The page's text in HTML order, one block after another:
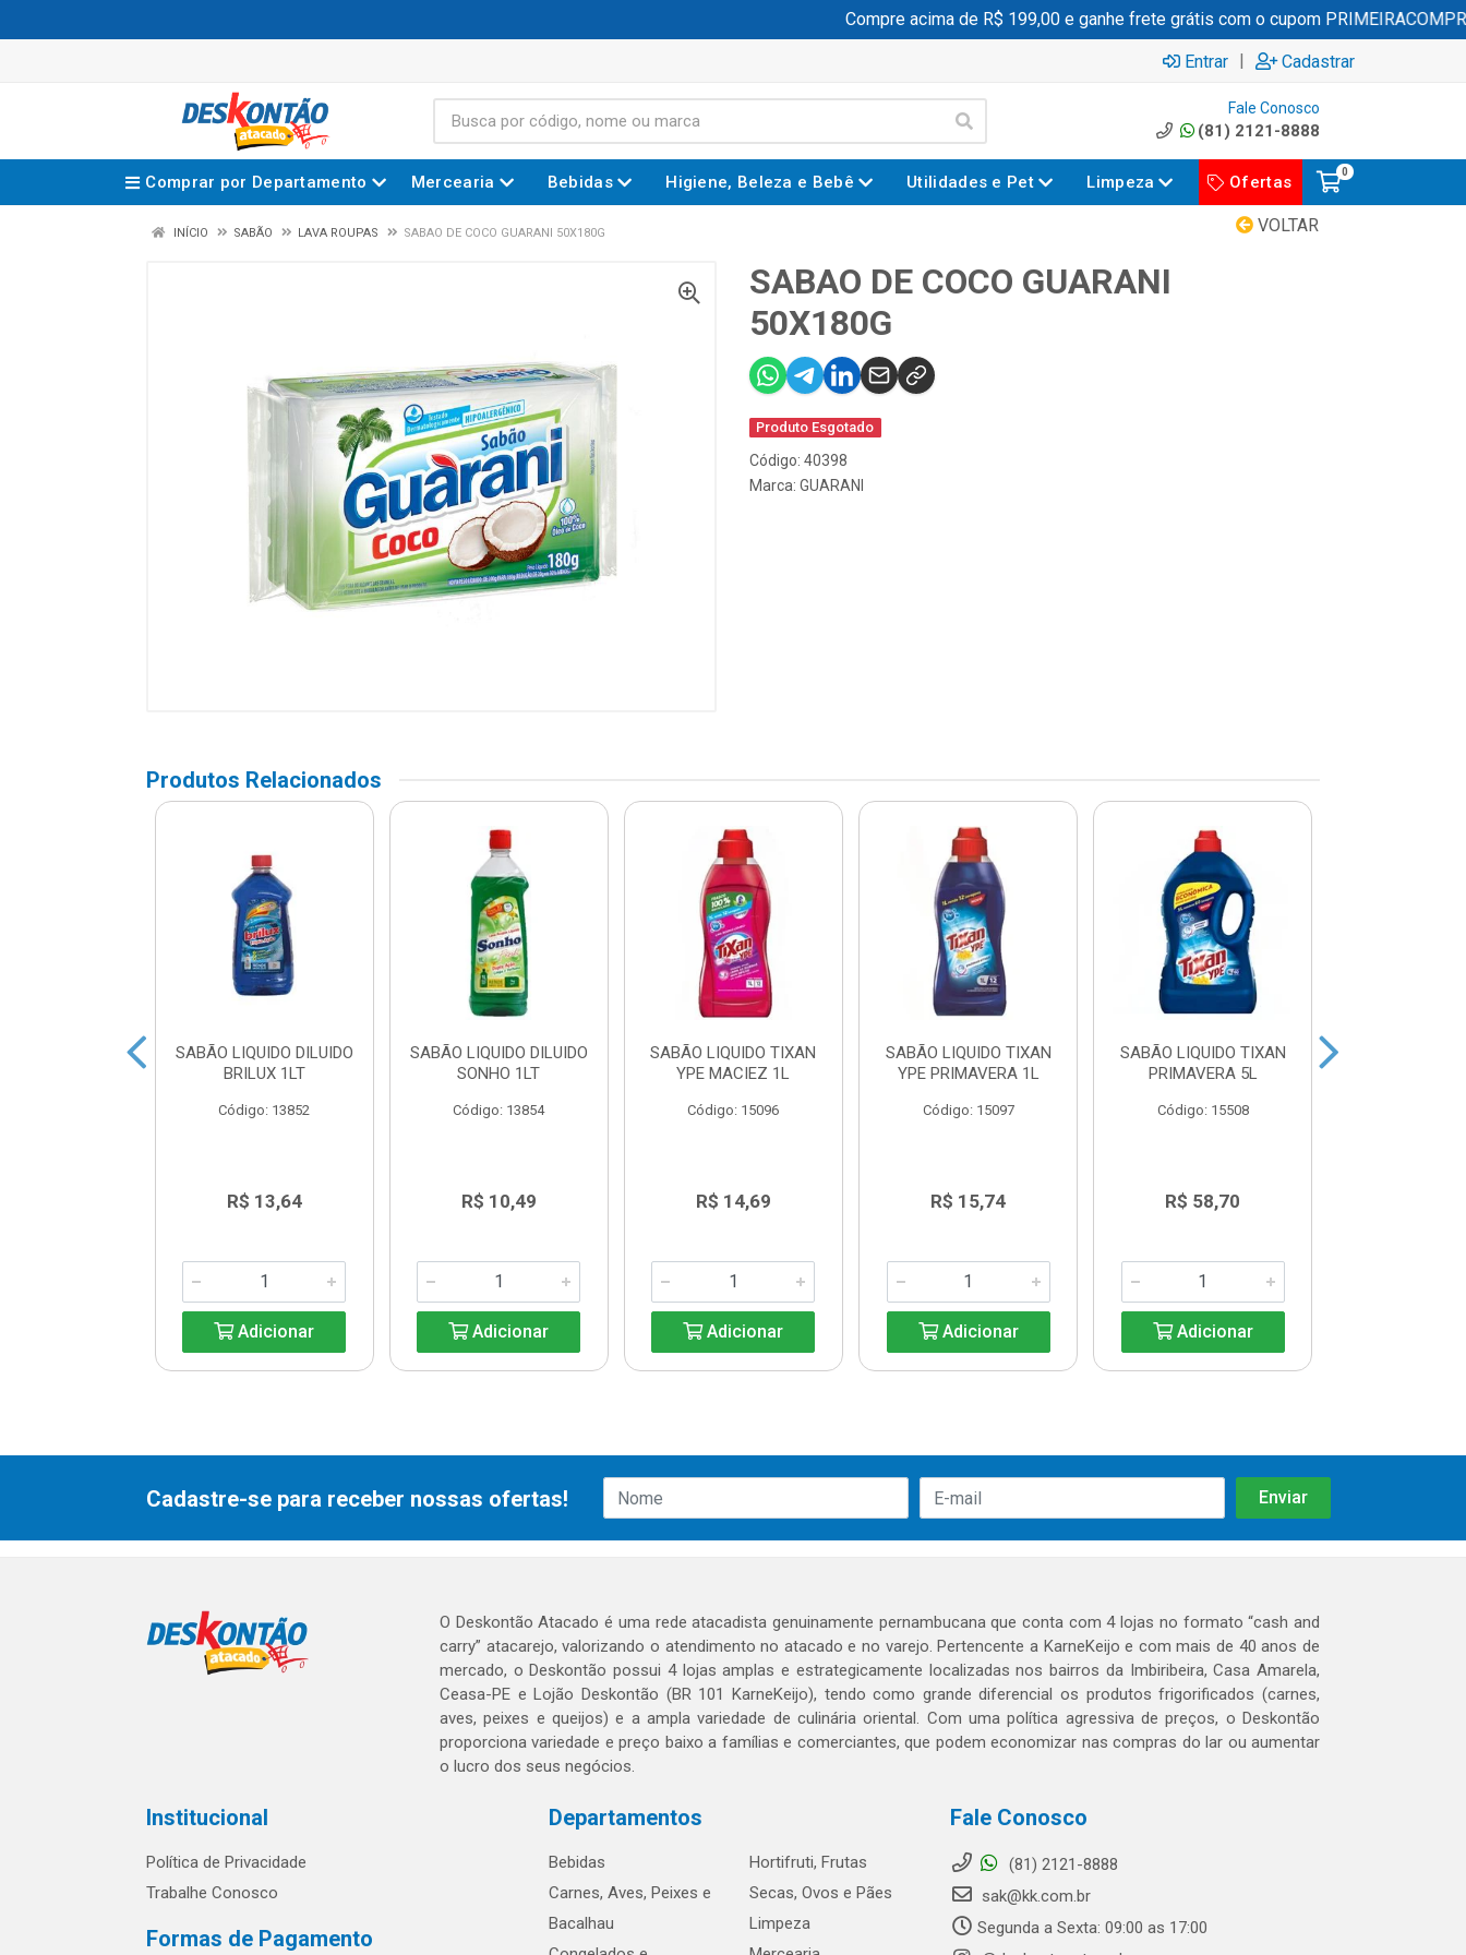
Compre acima de R$ 199,00 e ganhe frete grátis com o cupom PRIMEIRACOMPRA
Entrar | Cadastrar
Fale Conosco
(81) 2121-8888
Comprar por Departamento Mercearia Bebidas Higiene, Beleza e Bebê Utilidades e Pet Limpeza Ofertas
0
VOLTAR
INÍCIO SABÃO LAVA ROUPAS SABAO DE COCO GUARANI 50X180G
SABAO DE COCO GUARANI
50X180G
Produto Esgotado
Código: 40398
Marca: GUARANI
Produtos Relacionados
SABÃO LIQUIDO DILUIDO
BRILUX 1LT
Código: 13852
R$ 13,64
Adicionar
SABÃO LIQUIDO DILUIDO
SONHO 1LT
Código: 13854
R$ 10,49
Adicionar
SABÃO LIQUIDO TIXAN
YPE MACIEZ 1L
Código: 15096
R$ 14,69
Adicionar
SABÃO LIQUIDO TIXAN
YPE PRIMAVERA 1L
Código: 15097
R$ 15,74
Adicionar
SABÃO LIQUIDO TIXAN
PRIMAVERA 5L
Código: 15508
R$ 58,70
Adicionar
Cadastre-se para receber nossas ofertas!
O Deskontão Atacado é uma rede atacadista genuinamente pernambucana que conta com 4 lojas no formato “cash and
carry” atacarejo, valorizando o atendimento no atacado e no varejo. Pertencente a KarneKeijo e com mais de 40 anos de
mercado, o Deskontão possui 4 lojas amplas e estrategicamente localizadas nos bairros da Imbiribeira, Casa Amarela,
Ceasa-PE e Lojão Deskontão (BR 101 KarneKeijo), tendo como grande diferencial os produtos frigorificados (carnes,
aves, peixes e queijos) e a ampla variedade de culinária oriental. Com uma política agressiva de preços, o Deskontão
proporciona variedade e preço baixo a famílias e comerciantes, que podem economizar nas compras do lar ou aumentar
o lucro dos seus negócios.
Institucional
Política de Privacidade
Trabalhe Conosco
Formas de Pagamento
Departamentos
Bebidas
Carnes, Aves, Peixes e
Bacalhau
Hortifruti, Frutas
Secas, Ovos e Pães
Limpeza
Fale Conosco
(81) 2121-8888
sak@kk.com.br
Segunda a Sexta: 09:00 as 17:00